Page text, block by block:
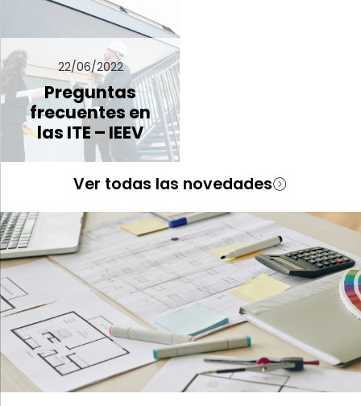
22/06/2022
Preguntas
frecuentes en
las ITE – IEEV
Ver todas las novedades